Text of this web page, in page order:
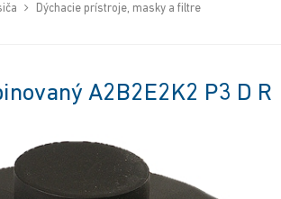
Dýchacie prístroje, masky a filtre
A2B2E2K2 P3 D R